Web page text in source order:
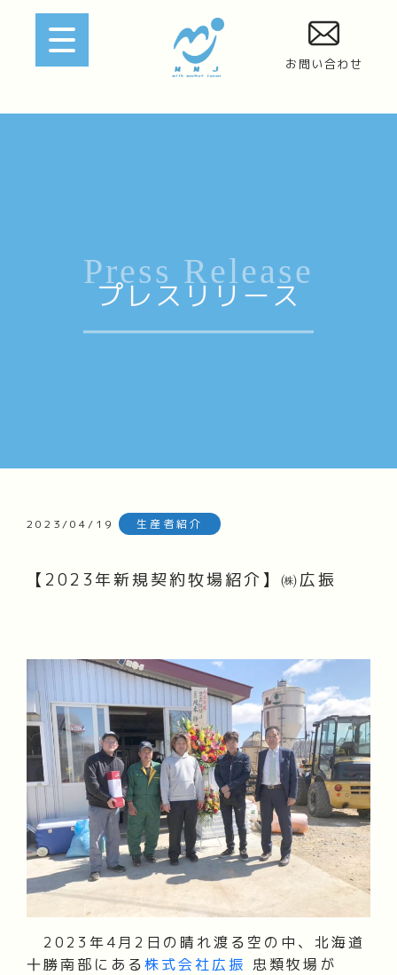
お問い合わせ
Press Release
プレスリリース
2023/04/19 生産者紹介
【2023年新規契約牧場紹介】㈱広振
2023年4月2日の晴れ渡る空の中、北海道
十勝南部にある株式会社広振 忠類牧場が